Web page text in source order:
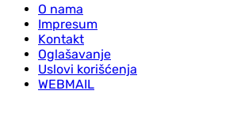
O nama
Impresum
Kontakt
Oglašavanje
Uslovi korišćenja
WEBMAIL